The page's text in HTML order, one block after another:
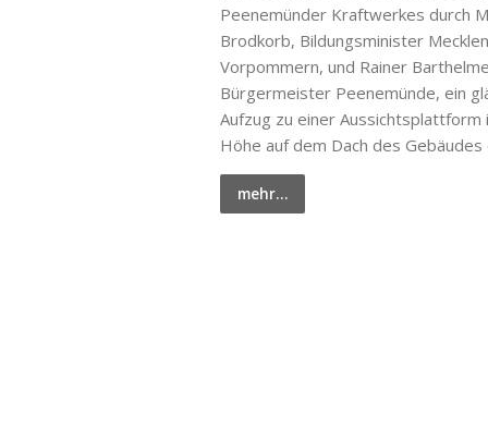
Peenemünder Kraftwerkes durch
Brodkorb, Bildungsminister
Vorpommern, und Rainer
Bürgermeister Peenemünde, ein
Aufzug zu einer Aussichtsplattform
Höhe auf dem Dach des
mehr…